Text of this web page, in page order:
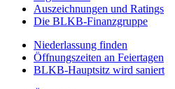
Auszeichnungen und Ratings
Die BLKB-Finanzgruppe
Niederlassung finden
Öffnungszeiten an Feiertagen
BLKB-Hauptsitz wird saniert